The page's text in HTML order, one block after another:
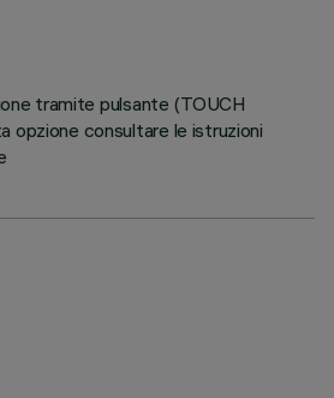
tramite pulsante (TOUCH
opzione consultare le istruzioni